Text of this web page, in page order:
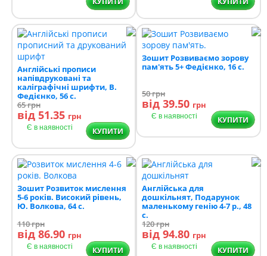
Англійські прописи
напівдруковані та
каліграфічні шрифти, В.
Федієнко, 56 с.
65грн
від 51.35 грн
Є в наявності КУПИТИ
Зошит Розвиваємо зорову
пам'ять 5+ Федієнко, 16 с.
50грн
від 39.50 грн
Є в наявності КУПИТИ
Зошит Розвиток мислення
5-6 років. Високий рівень,
Ю. Волкова, 64 с.
110грн
від 86.90 грн
Є в наявності КУПИТИ
Англійська для
дошкільнят, Подарунок
маленькому генію 4-7 р., 48
с.
120грн
від 94.80 грн
Є в наявності КУПИТИ